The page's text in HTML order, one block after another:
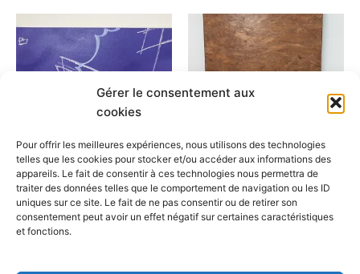
Gérer le consentement aux
cookies
Pour offrir les meilleures expériences, nous utilisons des technologies
telles que les cookies pour stocker et/ou accéder aux informations des
appareils. Le fait de consentir à ces technologies nous permettra de
traiter des données telles que le comportement de navigation ou les ID
uniques sur ce site. Le fait de ne pas consentir ou de retirer son
consentement peut avoir un effet négatif sur certaines caractéristiques
et fonctions.
Produits
Ahcer V Ahcer
$150.00
Arpi
Pug